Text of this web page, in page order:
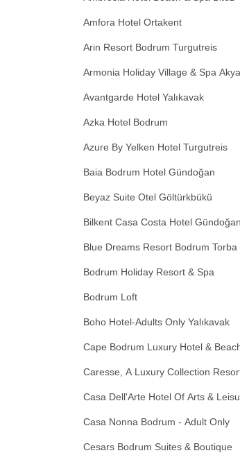
Amfora Hotel Ortakent
Arin Resort Bodrum Turgutreis
Armonia Holiday Village & Spa
Avantgarde Hotel Yalıkavak
Azka Hotel Bodrum
Azure By Yelken Hotel Turgutreis
Baia Bodrum Hotel Gündoğan
Beyaz Suite Otel Göltürkbükü
Bilkent Casa Costa Hotel Gündoğan
Blue Dreams Resort Bodrum Torba
Bodrum Holiday Resort & Spa
Bodrum Loft
Boho Hotel-Adults Only Yalıkavak
Cape Bodrum Luxury Hotel &
Caresse, A Luxury Collection
Casa Dell'Arte Hotel Of Arts &
Casa Nonna Bodrum - Adult Only
Cesars Bodrum Suites & Boutique